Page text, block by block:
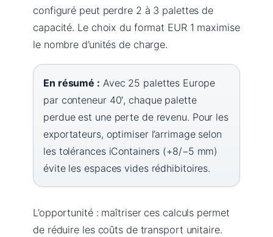
configuré peut perdre 2 à 3 palettes de
capacité. Le choix du format EUR 1 maximise
le nombre d’unités de charge.
En résumé : Avec 25 palettes Europe
par conteneur 40′, chaque palette
perdue est une perte de revenu. Pour les
exportateurs, optimiser l’arrimage selon
les tolérances iContainers (+8/−5 mm)
évite les espaces vides rédhibitoires.
L’opportunité : maîtriser ces calculs permet
de réduire les coûts de transport unitaire.